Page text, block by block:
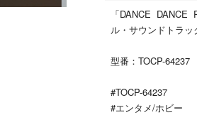
「DANCE
ル・サウンドトラッ
型番：TOCP-64237
#TOCP-64237
#エンタメ/ホビー